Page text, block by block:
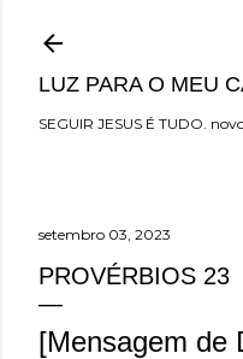
LUZ PARA O MEU
SEGUIR JESUS É TUDO.
setembro 03, 2023
PROVÉRBIOS 23
[Mensagem de